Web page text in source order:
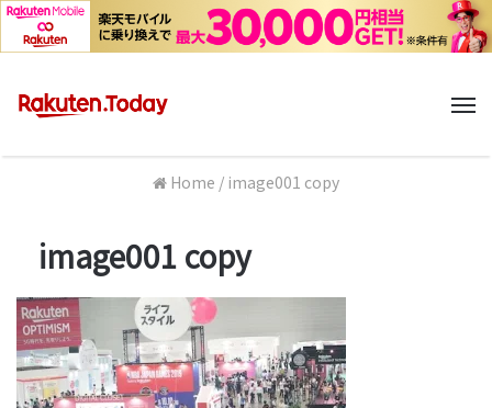
Home / image001 copy
image001 copy